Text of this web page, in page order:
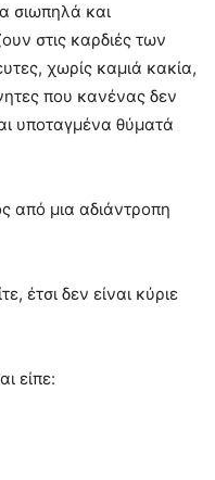
σιωπηλά και
στις καρδιές των
χωρίς καμιά κακία,
που κανένας δεν
υποταγμένα θύματά
από μια αδιάντροπη
έτσι δεν είναι κύριε
είπε: